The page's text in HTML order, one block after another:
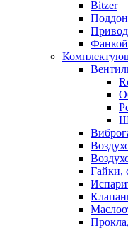
Bitzer
Гайки,